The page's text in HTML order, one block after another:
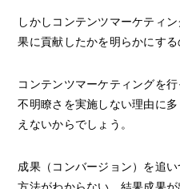
しかしコンテンツマーケティ
果に貢献したかを明らかにする
コンテンツマーケティングを
不明瞭さを実施しない理由に
えないからでしょう。
成果（コンバージョン）を追